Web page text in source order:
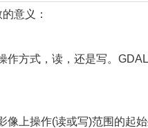
意义：
作方式，读，还是写。
像上操作(读或写)范围的起